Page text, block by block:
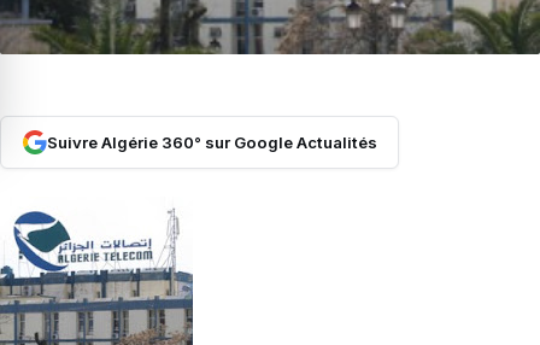
Suivre Algérie 360° sur Google Actualités